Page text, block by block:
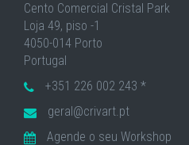
Cento Comercial Cristal Park
Loja 49, piso -1
4050-014 Porto
Portugal
+351 226 002 243 *
geral@crivart.pt
Agende o seu Workshop